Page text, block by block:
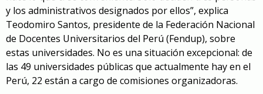
y los administrativos designados por ellos”, explica
Teodomiro Santos, presidente de la Federación Nacional
de Docentes Universitarios del Perú (Fendup), sobre
estas universidades. No es una situación excepcional: de
las 49 universidades públicas que actualmente hay en el
Perú, 22 están a cargo de comisiones organizadoras.